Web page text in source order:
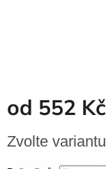
od 552 Kč
cena:
Zvolte variantu